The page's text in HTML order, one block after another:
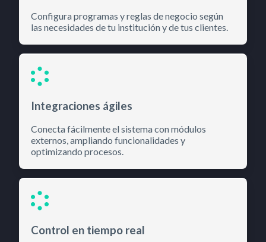
Configura programas y reglas de negocio según
las necesidades de tu institución y de tus clientes.
Integraciones ágiles
Conecta fácilmente el sistema con módulos
externos, ampliando funcionalidades y
optimizando procesos.
Control en tiempo real